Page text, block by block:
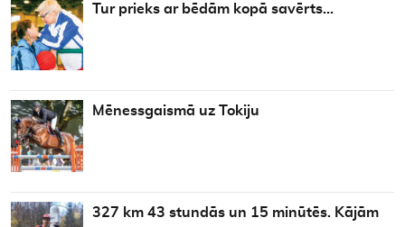
Tur prieks ar bēdām kopā savērts…
Mēnessgaismā uz Tokiju
327 km 43 stundās un 15 minūtēs. Kājām